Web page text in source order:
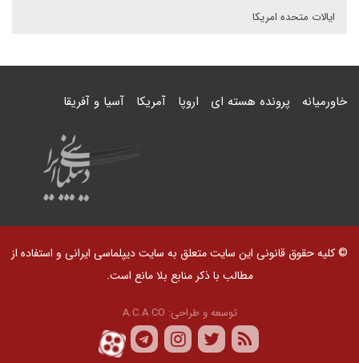
ایالات متحده امریکا
خاورمیانه پرونده هسته ای اروپا آمریکا آسیا و آفریقا
© کلیه حقوق قانونی این سایت متعلق به سایت دیپلماسی ایرانی و استفاده از
مطالب با ذکر منابع بلا مانع است.
توسعه و طراحی: A.C.A CO